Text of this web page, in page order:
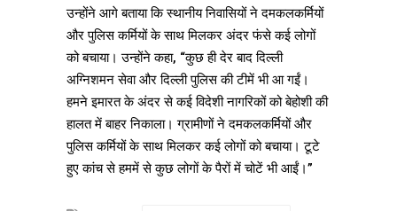
उन्होंने आगे बताया कि स्थानीय निवासियों ने दमकलकर्मियों
और पुलिस कर्मियों के साथ मिलकर अंदर फंसे कई लोगों
को बचाया। उन्होंने कहा, “कुछ ही देर बाद दिल्ली
अग्निशमन सेवा और दिल्ली पुलिस की टीमें भी आ गईं।
हमने इमारत के अंदर से कई विदेशी नागरिकों को बेहोशी की
हालत में बाहर निकाला। ग्रामीणों ने दमकलकर्मियों और
पुलिस कर्मियों के साथ मिलकर कई लोगों को बचाया। टूटे
हुए कांच से हममें से कुछ लोगों के पैरों में चोटें भी आईं।”